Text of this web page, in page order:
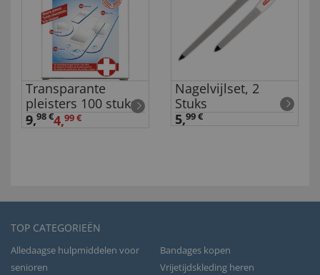
Transparante
pleisters 100 stuks
9,98 €4,99 €
Nagelvijlset, 2
Stuks
5,99 €
TOP CATEGORIEËN
Alledaagse hulpmiddelen voor
senioren
Bandages kopen
Vrijetijdskleding heren